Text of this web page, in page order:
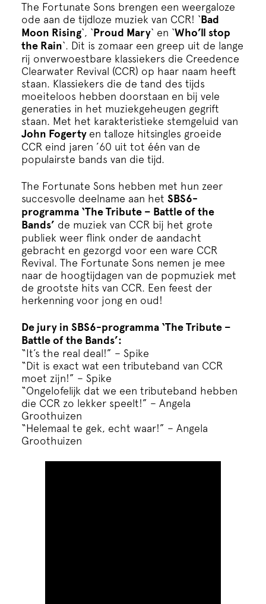
The Fortunate Sons brengen een weergaloze
ode aan de tijdloze muziek van CCR! ‘Bad
Moon Rising‘, ‘Proud Mary‘ en ‘Who’ll stop
the Rain‘. Dit is zomaar een greep uit de lange
rij onverwoestbare klassiekers die Creedence
Clearwater Revival (CCR) op haar naam heeft
staan. Klassiekers die de tand des tijds
moeiteloos hebben doorstaan en bij vele
generaties in het muziekgeheugen gegrift
staan. Met het karakteristieke stemgeluid van
John Fogerty en talloze hitsingles groeide
CCR eind jaren ’60 uit tot één van de
populairste bands van die tijd.
The Fortunate Sons hebben met hun zeer
succesvolle deelname aan het SBS6-
programma ‘The Tribute – Battle of the
Bands’ de muziek van CCR bij het grote
publiek weer flink onder de aandacht
gebracht en gezorgd voor een ware CCR
Revival. The Fortunate Sons nemen je mee
naar de hoogtijdagen van de popmuziek met
de grootste hits van CCR. Een feest der
herkenning voor jong en oud!
De jury in SBS6-programma ‘The Tribute –
Battle of the Bands’:
“It’s the real deal!” – Spike
“Dit is exact wat een tributeband van CCR
moet zijn!” – Spike
“Ongelofelijk dat we een tributeband hebben
die CCR zo lekker speelt!” – Angela
Groothuizen
“Helemaal te gek, echt waar!” – Angela
Groothuizen